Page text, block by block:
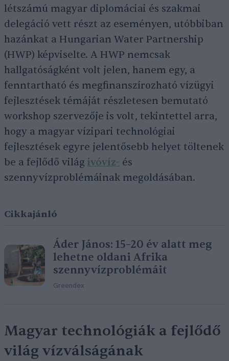
létszámú magyar diplomáciai és szakmai
delegáció vett részt az eseményen, utóbbiban
hazánkat a Hungarian Water Partnership
(HWP) képviselte. A HWP nemcsak
hallgatóságként volt jelen, hanem egy, a
fenntartható és megfinanszírozható vízügyi
fejlesztések témáját részletesen bemutató
workshop szervezője is volt, tekintettel arra,
hogy a magyar vízipari technológiai
fejlesztések egyre jelentősebb helyet töltenek
be a fejlődő világ ivóvíz- és
szennyvízproblémáinak megoldásában.
Cikkajánló
Áder János: 15–20 év alatt meg
lehetne oldani Afrika
szennyvízproblémáit
Greendex
Magyar technológiák a fejlődő
világ vízválságának